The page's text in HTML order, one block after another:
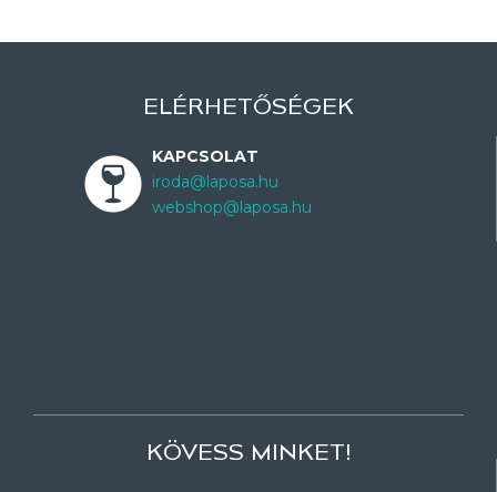
ELÉRHETŐSÉGEK
KAPCSOLAT
iroda@laposa.hu
webshop@laposa.hu
KÖVESS MINKET!